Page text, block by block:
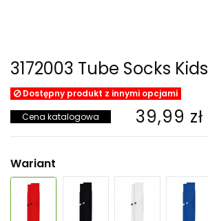
3172003 Tube Socks Kids
Dostępny produkt z innymi opcjami
Cena katalogowa 39,99 zł
Wariant